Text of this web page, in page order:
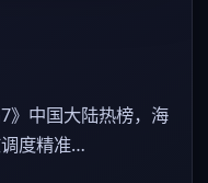
》中国大陆热榜，海
度精准…